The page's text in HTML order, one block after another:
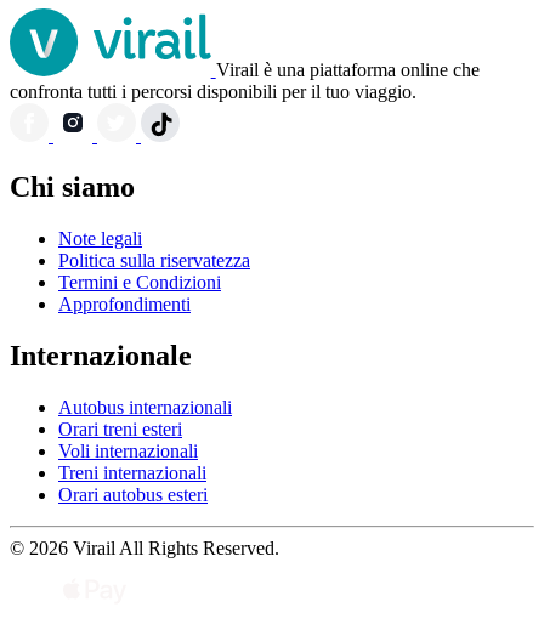
Virail è una piattaforma online che
confronta tutti i percorsi disponibili per il tuo viaggio.
Chi siamo
Note legali
Politica sulla riservatezza
Termini e Condizioni
Approfondimenti
Internazionale
Autobus internazionali
Orari treni esteri
Voli internazionali
Treni internazionali
Orari autobus esteri
© 2026 Virail All Rights Reserved.